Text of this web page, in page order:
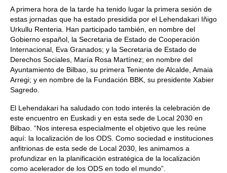
A primera hora de la tarde ha tenido lugar la primera sesión de
estas jornadas que ha estado presidida por el Lehendakari Iñigo
Urkullu Renteria. Han participado también, en nombre del
Gobierno español, la Secretaria de Estado de Cooperación
Internacional, Eva Granados; y la Secretaria de Estado de
Derechos Sociales, María Rosa Martínez; en nombre del
Ayuntamiento de Bilbao, su primera Teniente de Alcalde, Amaia
Arregi; y en nombre de la Fundación BBK, su presidente Xabier
Sagredo.
El Lehendakari ha saludado con todo interés la celebración de
este encuentro en Euskadi y en esta sede de Local 2030 en
Bilbao. “Nos interesa especialmente el objetivo que les reúne
aquí: la localización de los ODS. Como sociedad e instituciones
anfitrionas de esta sede de Local 2030, les animamos a
profundizar en la planificación estratégica de la localización
como acelerador de los ODS en todo el mundo”.